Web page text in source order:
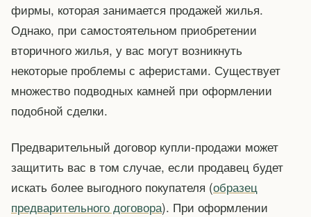
фирмы, которая занимается продажей жилья.
Однако, при самостоятельном приобретении
вторичного жилья, у вас могут возникнуть
некоторые проблемы с аферистами. Существует
множество подводных камней при оформлении
подобной сделки.
Предварительный договор купли-продажи может
защитить вас в том случае, если продавец будет
искать более выгодного покупателя (образец
предварительного договора). При оформлении